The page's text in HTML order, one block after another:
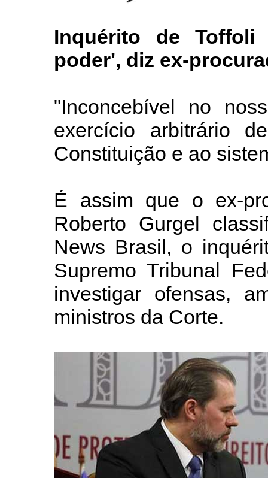
Inquérito de
poder', diz ex-
"Inconcebível no
exercício arbitrário
Constituição e ao
É assim que o ex-
Roberto Gurgel
News Brasil, o
Supremo Tribunal
investigar ofensas,
ministros da Corte.